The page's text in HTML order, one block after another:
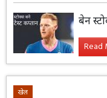
बेन
Read
खेल